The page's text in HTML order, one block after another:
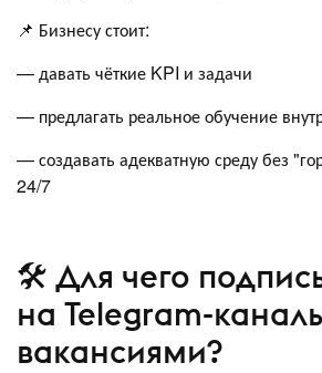
📌 Бизнесу стоит:
— давать чёткие KPI и задачи
— предлагать реальное обучение
— создавать адекватную среду без
24/7
🛠 Для чего
на Telegram-
вакансиями?